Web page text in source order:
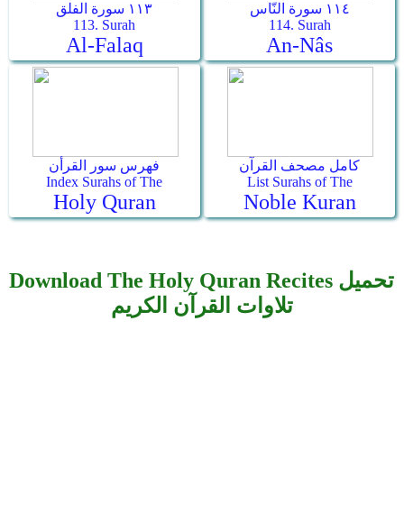
١١٣ سورة الفلق
113. Surah
Al-Falaq
١١٤ سورة النّاس
114. Surah
An-Nâs
فهرس سور القرأن
Index Surahs of The
Holy Quran
كامل مصحف القرآن
List Surahs of The
Noble Kuran
Download The Holy Quran Recites تحميل
تلاوات القرآن الكريم